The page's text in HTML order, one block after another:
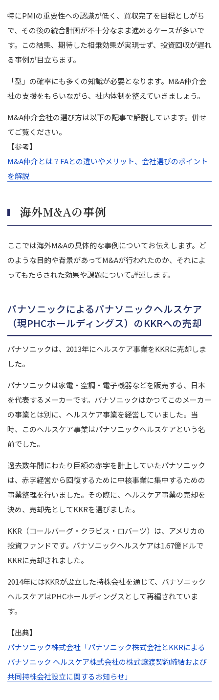
特にPMIの重要性への認識が低く、買収完了を目標としがち
で、その後の統合計画が不十分なまま進めるケースが多いで
す。この結果、期待した相乗効果が実現せず、投資回収が遅れ
る事例が目立ちます。
「型」の確率にも多くの知識が必要となります。M&A仲介会
社の支援をもらいながら、社内体制を整えていきましょう。
M&A仲介会社の選び方は以下の記事で解説しています。併せ
てご覧ください。
【参考】
M&A仲介とは？FAとの違いやメリット、会社選びのポイント
を解説
海外M&Aの事例
ここでは海外M&Aの具体的な事例についてお伝えします。 ど
のような目的や背景があってM&Aが行われたのか、それによ
ってもたらされた効果や課題について詳述します。
パナソニックによるパナソニックヘルスケア
（現PHCホールディングス）のKKRへの売却
パナソニックは、2013年にヘルスケア事業をKKRに売却しま
した。
パナソニックは家電・空調・電子機器などを販売する、日本
を代表するメーカーです。パナソニックはかつてこのメーカー
の事業とは別に、ヘルスケア事業を経営していました。 当
時、このヘルスケア事業はパナソニックヘルスケアという名
前でした。
過去数年間にわたり巨額の赤字を計上していたパナソニック
は、赤字経営から回復するために中核事業に集中するための
事業整理を行いました。 その際に、ヘルスケア事業の売却を
決め、売却先としてKKRを選びました。
KKR （コールバーグ・クラビス・ロバーツ） は、 アメリカの
投資ファンドです。パナソニックヘルスケアは1.67億ドルで
KKRに売却されました。
2014年にはKKRが設立した持株会社を通じて、パナソニック
ヘルスケアはPHCホールディングスとして再編されていま
す。
【出典】
パナソニック株式会社「パナソニック株式会社とKKRによる
パナソニック ヘルスケア株式会社の株式譲渡契約締結および
共同持株会社設立に関するお知らせ」